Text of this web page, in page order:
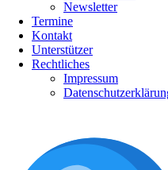
Newsletter
Termine
Kontakt
Unterstützer
Rechtliches
Impressum